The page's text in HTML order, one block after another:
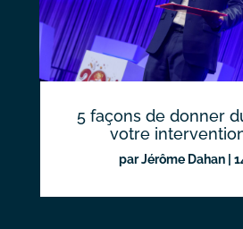
5 façons de donner
votre
parJérôme Dahan |